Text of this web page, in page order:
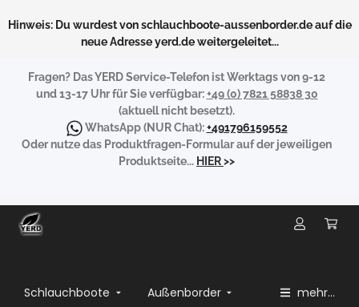
Hinweis: Du wurdest von schlauchboote-aussenborder.de auf die
neue Adresse yerd.de weitergeleitet...
Fragen? Das YERD Service-Telefon ist Werktags von 9-12
und 13-17 Uhr für Sie verfügbar:+49 (0) 7821 58838 30
(aktuell nicht besetzt).
WhatsApp(NUR Chat):+491796159552
Oder nutze das Produktfragen-Formular auf der jeweiligen
Produktseite... HIER>>
Schlauchboote Außenborder mehr...